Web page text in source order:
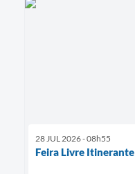
28 JUL 2026 - 08h55
Feira Livre Itinerante